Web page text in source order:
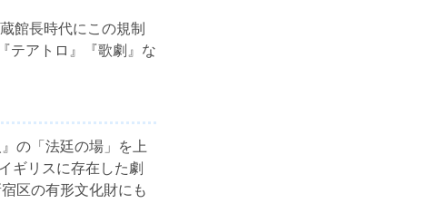
館長時代にこの規制
テアトロ』『歌劇』な
の「法廷の場」を上
ギリスに存在した劇
区の有形文化財にも